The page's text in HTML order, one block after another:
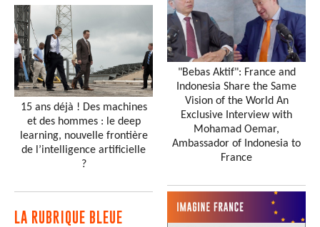
15 ans déjà ! Des machines
et des hommes : le deep
learning, nouvelle frontière
de l’intelligence artificielle
?
LA RUBRIQUE BLEUE
"Bebas Aktif": France and
Indonesia Share the Same
Vision of the World An
Exclusive Interview with
Mohamad Oemar,
Ambassador of Indonesia to
France